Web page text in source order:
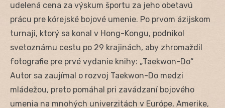
udelená cena za výskum športu za jeho obetavú
prácu pre kórejské bojové umenie. Po prvom ázijskom
turnaji, ktorý sa konal v Hong-Kongu, podnikol
svetoznámu cestu po 29 krajinách, aby zhromaždil
fotografie pre prvé vydanie knihy: „Taekwon-Do“
Autor sa zaujímal o rozvoj Taekwon-Do medzi
mládežou, preto pomáhal pri zavádzaní bojového
umenia na mnohých univerzitách v Európe, Amerike,